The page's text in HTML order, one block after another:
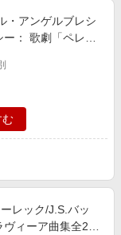
・アンゲルブレシ
： 歌劇「ペレア
劇場ステレオ・ラ
ード限定＞
む
レック/J.S.バッ
ィーア曲集全2